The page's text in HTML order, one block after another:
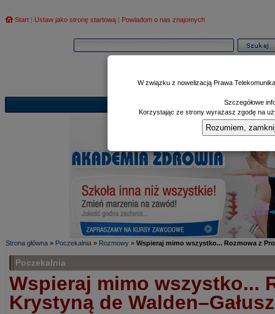
Start | Ustaw jako stronę startową | Powiadom o nas znajomych
Poczekalnia|
Strona główna » Poczekalnia » Rozmowy » Wspieraj mimo wszystko... Rozmowa z
Poczekalnia
Wspieraj mimo wszystko...
Krystyną de
W związku z nowelizacją Prawa
Szczegółowe
Korzystając ze strony wyrażasz zgodę na
Rozumiem,